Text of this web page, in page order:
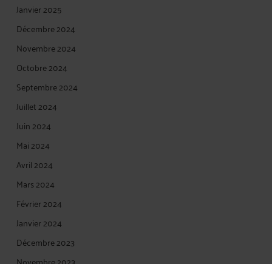
Janvier 2025
Décembre 2024
Novembre 2024
Octobre 2024
Septembre 2024
Juillet 2024
Juin 2024
Mai 2024
Avril 2024
Mars 2024
Février 2024
Janvier 2024
Décembre 2023